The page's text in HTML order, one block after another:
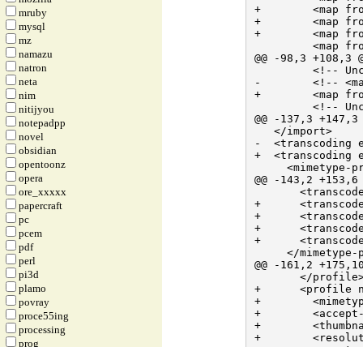
+        <map
+        <map
+        <map
<map
@@ -98,3 +108,3
<!--
-        <!--
+        <map
<!--
@@ -137,3 +147,3
   </import>
-  <transcoding
+  <transcoding
<mimetype-
@@ -143,2 +153,6
+      <transcode
+      <transcode
+      <transcode
+      <transcode
</mimetype-
@@ -161,2 +175,10
</
+      <profile
+
+        <accept-
+
+
mruby
mysql
mz
namazu
natron
neta
nim
nitijyou
notepadpp
novel
obsidian
opentoonz
opera
ore_xxxxx
papercraft
pc
pcem
pdf
perl
pi3d
plamo
povray
proce55ing
processing
prog